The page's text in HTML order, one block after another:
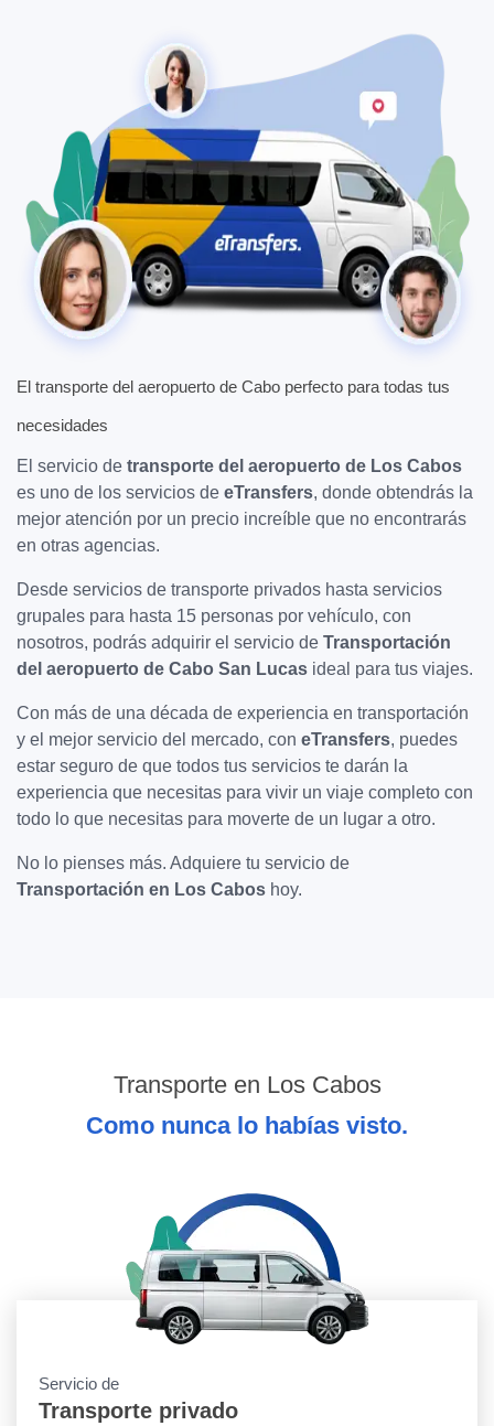
El transporte del aeropuerto de Cabo perfecto para todas tus
necesidades
El servicio de transporte del aeropuerto de Los Cabos
es uno de los servicios de eTransfers, donde obtendrás la
mejor atención por un precio increíble que no encontrarás
en otras agencias.
Desde servicios de transporte privados hasta servicios
grupales para hasta 15 personas por vehículo, con
nosotros, podrás adquirir el servicio de Transportación
del aeropuerto de Cabo San Lucas ideal para tus viajes.
Con más de una década de experiencia en transportación
y el mejor servicio del mercado, con eTransfers, puedes
estar seguro de que todos tus servicios te darán la
experiencia que necesitas para vivir un viaje completo con
todo lo que necesitas para moverte de un lugar a otro.
No lo pienses más. Adquiere tu servicio de
Transportación en Los Cabos hoy.
Transporte en Los Cabos
Como nunca lo habías visto.
Servicio de
Transporte privado